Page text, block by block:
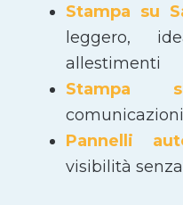
Stampa su
leggero,
allestimenti
Stampa
Pannelli
visibilità